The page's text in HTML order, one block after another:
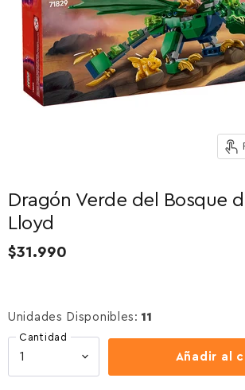
Dragón Verde del Bosque
Lloyd
$31.990
Unidades Disponibles:11
Cantidad
Añadir al